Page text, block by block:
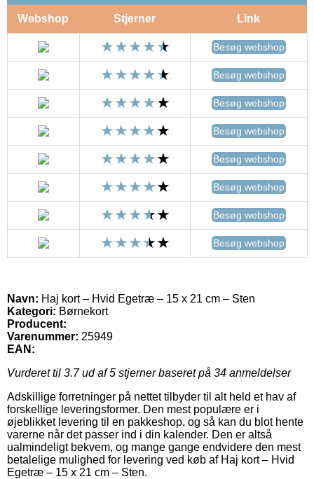
Webshop Stjerner Link
Besøg webshop
Besøg webshop
Besøg webshop
Besøg webshop
Besøg webshop
Besøg webshop
Besøg webshop
Besøg webshop
Navn: Haj kort – Hvid Egetræ – 15 x 21 cm – Sten
Kategori: Børnekort
Producent:
Varenummer: 25949
EAN:
Vurderet til 3.7ud af 5 stjerner baseret på 34 anmeldelser
Adskillige forretninger på nettet tilbyder til alt held et hav af
forskellige leveringsformer. Den mest populære er i
øjeblikket levering til en pakkeshop, og så kan du blot hente
varerne når det passer ind i din kalender. Den er altså
ualmindeligt bekvem, og mange gange endvidere den mest
betalelige mulighed for levering ved køb af Haj kort – Hvid
Egetræ – 15 x 21 cm – Sten.